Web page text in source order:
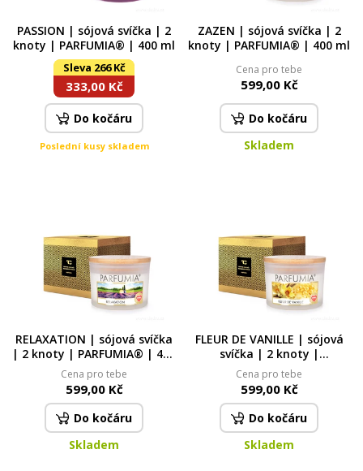
PASSION | sójová svíčka | 2
knoty | PARFUMIA® | 400 ml
Sleva 266 Kč
333,00 Kč
Do kočáru
Poslední kusy skladem
ZAZEN | sójová svíčka | 2
knoty | PARFUMIA® | 400 ml
Cena pro tebe
599,00 Kč
Do kočáru
Skladem
RELAXATION | sójová svíčka
| 2 knoty | PARFUMIA® | 400
Cena pro tebe
599,00 Kč
Do kočáru
Skladem
FLEUR DE VANILLE | sójová
svíčka | 2 knoty |
PARFUMIA® | 400 ml
Cena pro tebe
599,00 Kč
Do kočáru
Skladem